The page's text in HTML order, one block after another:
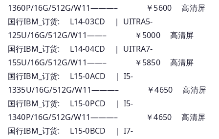
1360P/16G/512G/W11———– ￥5600 高清屏
国行IBM_订货: L14-03CD ｜ UITRA5-
125U/16G/512G/W11——– ￥5000 高清屏
国行IBM_订货: L14-04CD ｜ UITRA7-
155U/16G/512G/W11——– ￥5850 高清屏
国行IBM_订货: L15-0ACD ｜ I5-
1335U/16G/512G/W11———– ￥4650 高清屏
国行IBM_订货: L15-0PCD ｜ I5-
1340P/16G/512G/W11———– ￥4650 高清屏
国行IBM_订货: L15-0BCD ｜ I7-